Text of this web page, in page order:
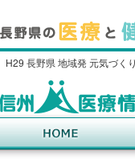
H29 長野県 地域発 元気づく